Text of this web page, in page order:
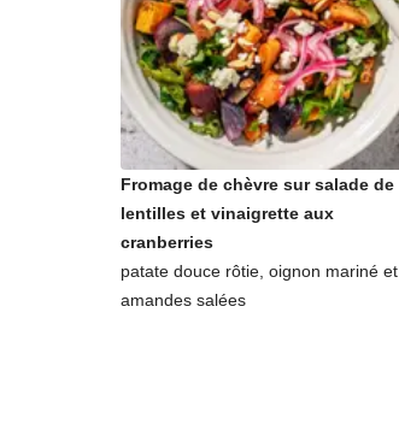
Fromage de chèvre sur salade de
lentilles et vinaigrette aux
cranberries
patate douce rôtie, oignon mariné et
amandes salées